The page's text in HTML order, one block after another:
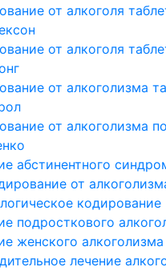
от алкоголя
от алкоголя
от алкоголизма
от алкоголизма
абстинентного
от
кодирование
подросткового
женского алкоголизма
лечение